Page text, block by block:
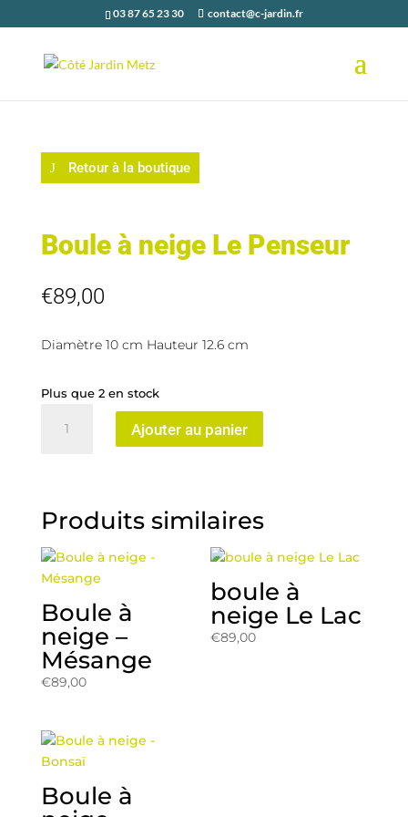
03 87 65 23 30 contact@c-jardin.fr
Retour à la boutique
Boule à neige Le Penseur
€89,00
Diamètre 10 cm Hauteur 12.6 cm
Plus que 2 en stock
Le
Ajouter au panier
Produits similaires
Boule à
neige –
Mésange
€89,00
boule à
neige Le Lac
€89,00
Boule à